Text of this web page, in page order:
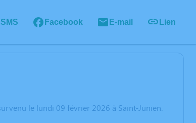
SMS Facebook E-mail Lien
le lundi 09 février 2026 à Saint-Junien.